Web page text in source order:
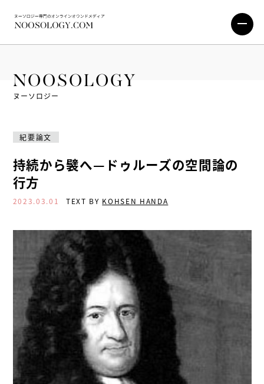
NOOSOLOGY
ヌーソロジー
紀要論文
持続から襞へ—ドゥルーズの空間論の
行方
2023.03.01 TEXT BY KOHSEN HANDA